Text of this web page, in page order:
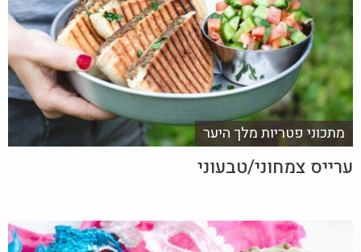
מתכוני פטריות מלך היער
ערייס צמחוני/טבעוני